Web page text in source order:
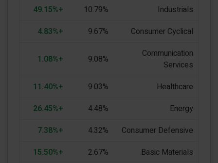
Industrials
10.79%
+49.15%
Consumer Cyclical
9.67%
+4.83%
Communication
Services
9.08%
+1.08%
Healthcare
9.03%
+11.40%
Energy
4.48%
+26.45%
Consumer Defensive
4.32%
+7.38%
Basic Materials
2.67%
+15.50%